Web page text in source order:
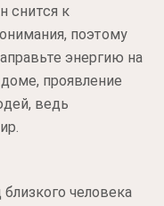
снится к
поэтому
энергию на
проявление
ведь
человека